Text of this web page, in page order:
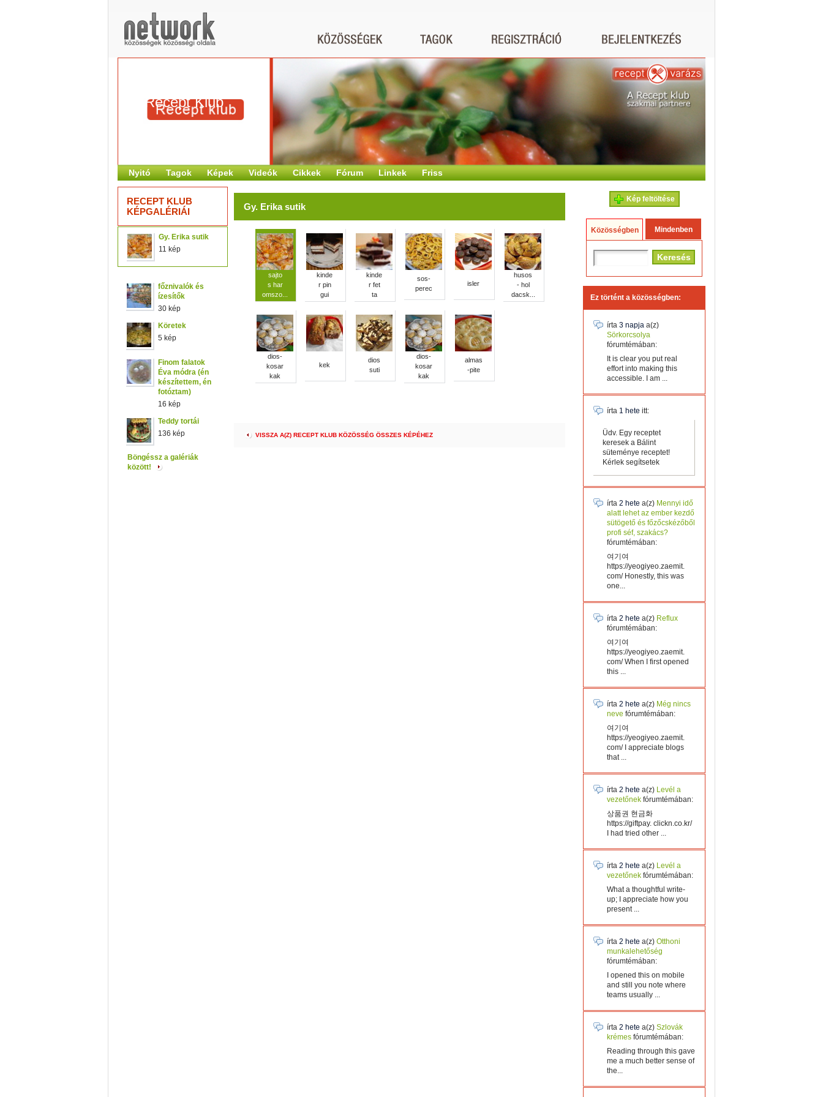
Recept Klub
Nyitó Tagok Képek Videók Cikkek Fórum Linkek Friss
RECEPT KLUB
KÉPGALÉRIÁI
Gy. Erika sutik
11 kép
főznivalók és
ízesítők
30 kép
Köretek
5 kép
Finom falatok
Éva módra (én
készítettem, én
fotóztam)
16 kép
Teddy tortái
136 kép
Böngéssz a galériák
között!
Gy. Erika sutik
sajto
s har
omszo...
kinde
r pin
gui
kinde
r fet
ta
sos-
perec
isler
husos
- hol
dacsk...
dios-
kosar
kak
kek
dios
suti
dios-
kosar
kak
almas
-pite
VISSZA A(Z) RECEPT KLUB KÖZÖSSÉG ÖSSZES KÉPÉHEZ
Kép feltöltése
Közösségben Mindenben
Ez történt a közösségben:
írta 3 napja a(z)
Sörkorcsolya
fórumtémában:
It is clear you put real
effort into making this
accessible. I am ...
írta 1 hete itt:
Üdv. Egy receptet
keresek a Bálint
süteménye receptet!
Kérlek segítsetek
írta 2 hete a(z) Mennyi idő
alatt lehet az ember kezdő
sütögető és főzőcskézőből
profi séf, szakács?
fórumtémában:
여기여
https://yeogiyeo.zaemit.
com/ Honestly, this was
one...
írta 2 hete a(z) Reflux
fórumtémában:
여기여
https://yeogiyeo.zaemit.
com/ When I first opened
this ...
írta 2 hete a(z) Még nincs
neve fórumtémában:
여기여
https://yeogiyeo.zaemit.
com/ I appreciate blogs
that ...
írta 2 hete a(z) Levél a
vezetőnek fórumtémában:
상품권 현금화
https://giftpay. clickn.co.kr/
I had tried other ...
írta 2 hete a(z) Levél a
vezetőnek fórumtémában:
What a thoughtful write-
up; I appreciate how you
present ...
írta 2 hete a(z) Otthoni
munkalehetőség
fórumtémában:
I opened this on mobile
and still you note where
teams usually ...
írta 2 hete a(z) Szlovák
krémes fórumtémában:
Reading through this gave
me a much better sense of
the...